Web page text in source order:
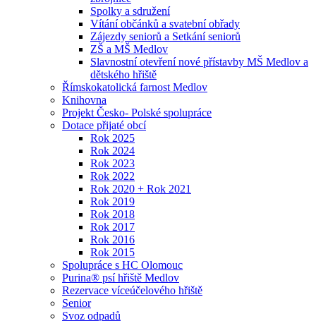
Spolky a sdružení
Vítání občánků a svatební obřady
Zájezdy seniorů a Setkání seniorů
ZŠ a MŠ Medlov
Slavnostní otevření nové přístavby MŠ Medlov a
dětského hřiště
Římskokatolická farnost Medlov
Knihovna
Projekt Česko- Polské spolupráce
Dotace přijaté obcí
Rok 2025
Rok 2024
Rok 2023
Rok 2022
Rok 2020 + Rok 2021
Rok 2019
Rok 2018
Rok 2017
Rok 2016
Rok 2015
Spolupráce s HC Olomouc
Purina® psí hřiště Medlov
Rezervace víceúčelového hřiště
Senior
Svoz odpadů